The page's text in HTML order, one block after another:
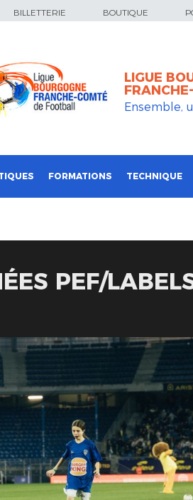
BILLETTERIE BOUTIQUE
LIGUE
Ensemble,
FORMATIONS TECHNIQUE
PEF/